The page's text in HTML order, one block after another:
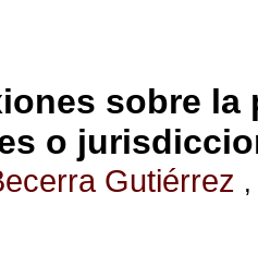
sobre la
o
Gutiérrez ,